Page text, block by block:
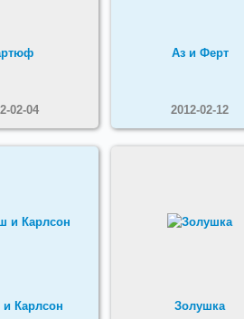
02-04
Аз и Ферт
2012-02-12
Карлсон Золушка